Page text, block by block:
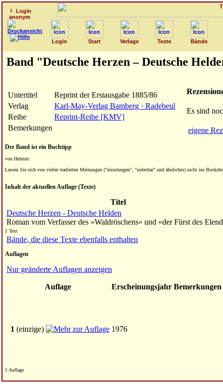
Login
anonym
Login Start Verlage Texte Bände
Band "Deutsche Herzen – Deutsche
Untertitel
Reprint der Erstausgabe 1885/86
Verlag
Karl-May-Verlag Bamberg · Radebeul
Reihe
Reprint-Reihe [KMV]
Bemerkungen
Es sind
eigene
Der Band ist ein Buchtipp
von Helmut:
Lassen Sie sich von vielen tradierten Meinungen ("misslungen", "unlesbar" und ähnliches) nicht ins
Inhalt der aktuellen Auflage (Texte)
Titel
Deutsche Herzen - Deutsche Helden
Roman vom Verfasser des »Waldröschens« und »der Fürst des
1 Text
Bände, die diese Texte ebenfalls enthalten
Auflagen
Nur geänderte Auflagen anzeigen
Auflage Erscheinungsjahr Bemerkungen
1 (einzige) 1976
1 Auflage